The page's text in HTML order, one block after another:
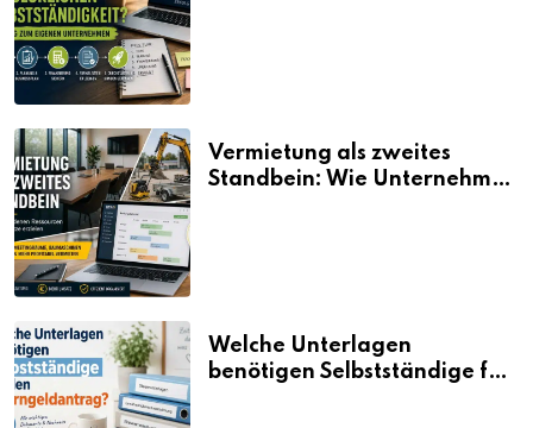
Vermietung als zweites
Standbein: Wie Unternehmen
Welche Unterlagen
benötigen Selbstständige für